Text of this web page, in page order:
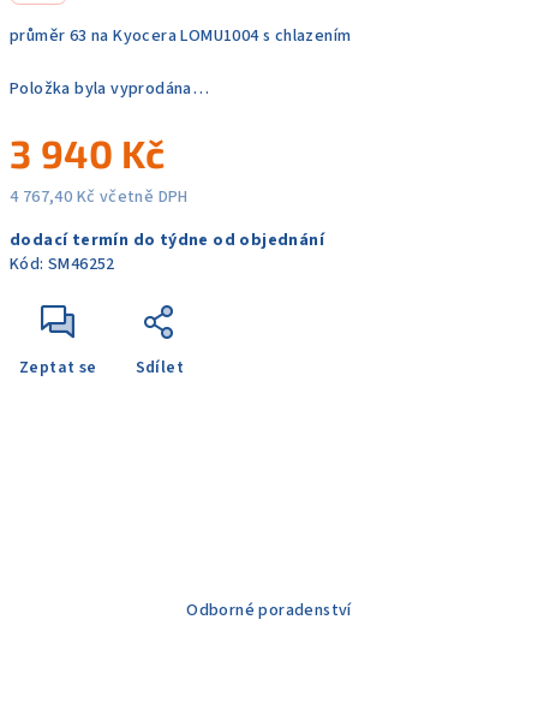
průměr 63 na Kyocera LOMU1004 s chlazením
Položka byla vyprodána…
3 940 Kč
4 767,40 Kč včetně DPH
cena:
dodací termín do týdne od objednání
Kód: SM46252
Zeptat se Sdílet
Odborné poradenství